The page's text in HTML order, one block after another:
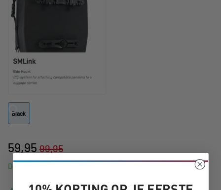
Black
59,95 99,95
Direct uit voorraad leverbaar